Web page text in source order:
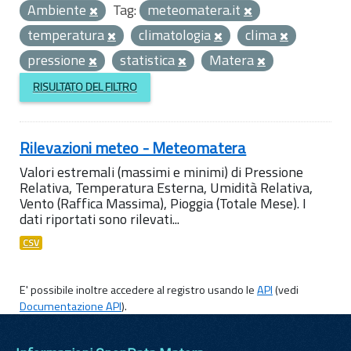
Ambiente
Tag: meteomatera.it
temperatura
climatologia
clima
pressione
statistica Matera
RISULTATO DEL FILTRO
Rilevazioni meteo - Meteomatera
Valori estremali (massimi e minimi) di Pressione
Relativa, Temperatura Esterna, Umidità Relativa,
Vento (Raffica Massima), Pioggia (Totale Mese). I
dati riportati sono rilevati...
CSV
E' possibile inoltre accedere al registro usando leAPI(vedi
Documentazione API).